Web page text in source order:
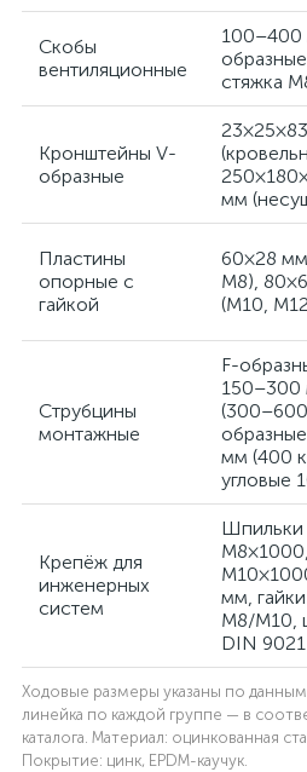
Скобы
вентиляционные
стяжка
Кронштейны V-
образные
мм
Пластины
опорные с
гайкой
60×28
M8),
(M10,
Струбцины
монтажные
F-
150–300
мм (400
угловые
Крепёж для
инженерных
систем
Шпильки
M8×1000,
мм, гайки
M8/M10,
DIN 9021
Ходовые размеры указаны по
линейка по каждой группе — в
каталога. Материал: оцинкованная
Покрытие: цинк, EPDM-каучук.